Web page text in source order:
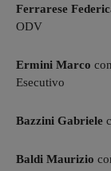
Ferrarese
ODV
Ermini Marco
Esecutivo
Bazzini Gabriele
Baldi Maurizio